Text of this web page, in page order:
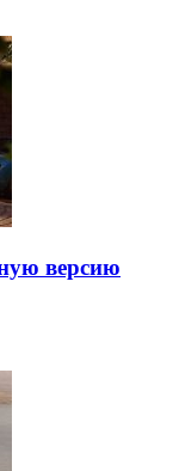
версию